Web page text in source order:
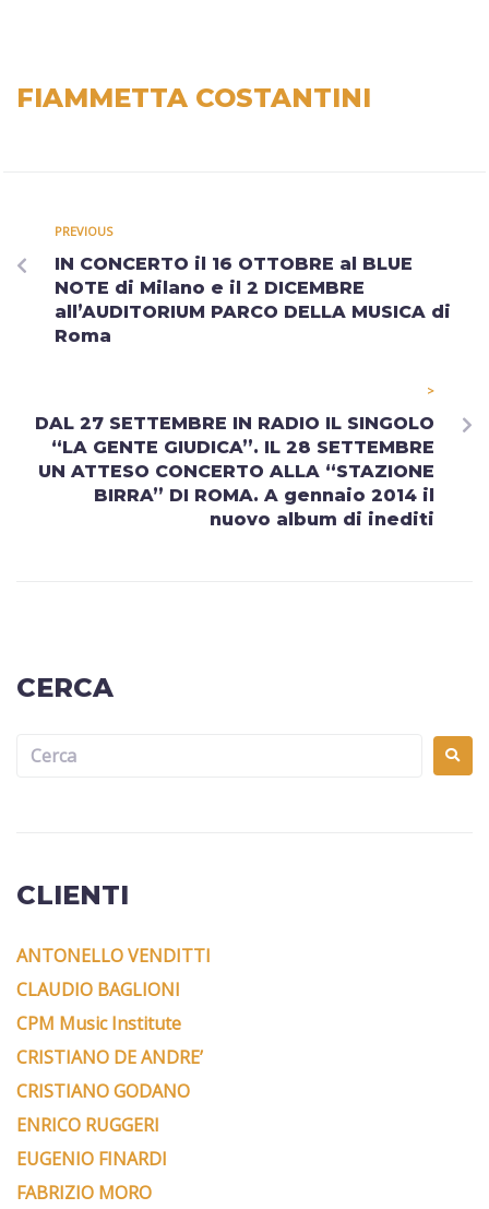
FIAMMETTA COSTANTINI
PREVIOUS
IN CONCERTO il 16 OTTOBRE al BLUE
NOTE di Milano e il 2 DICEMBRE
all’AUDITORIUM PARCO DELLA MUSICA di
Roma
>
DAL 27 SETTEMBRE IN RADIO IL SINGOLO
“LA GENTE GIUDICA”. IL 28 SETTEMBRE
UN ATTESO CONCERTO ALLA “STAZIONE
BIRRA” DI ROMA. A gennaio 2014 il
nuovo album di inediti
CERCA
CLIENTI
ANTONELLO VENDITTI
CLAUDIO BAGLIONI
CPM Music Institute
CRISTIANO DE ANDRE’
CRISTIANO GODANO
ENRICO RUGGERI
EUGENIO FINARDI
FABRIZIO MORO